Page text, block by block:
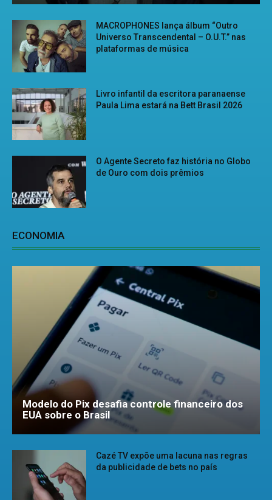
MACROPHONES lança álbum “Outro
Universo Transcendental – O.U.T.” nas
plataformas de música
Livro infantil da escritora paranaense
Paula Lima estará na Bett Brasil 2026
O Agente Secreto faz história no Globo
de Ouro com dois prêmios
ECONOMIA
Modelo do Pix desafia controle financeiro dos
EUA sobre o Brasil
Cazé TV expõe uma lacuna nas regras
da publicidade de bets no país